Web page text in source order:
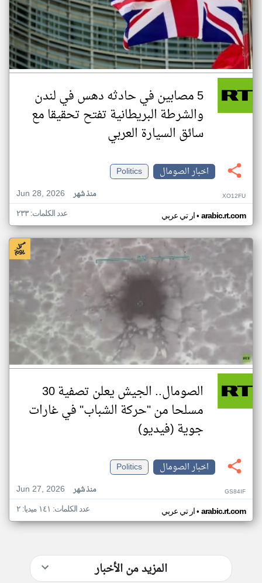
5 مصابين في حادثه دهس في لندن
والشرطة البريطانية تفتح تحقيقا مع
سائق السيارة العربي
اخبار الصومال
Politics
Jun 28, 2026
منذ شهر XO12FU
ار تي عربي• arabic.rt.com عدد الكلمات: ٢٣٣
الصومال.. الجيش يعلن تصفية 30
مسلحا من "حركة الشباب" في غارات
جوية (فيديو)
اخبار الصومال
Politics
Jun 27, 2026
منذ شهر GS84IF
ار تي عربي• arabic.rt.com عدد الكلمات: ١٤١ ميديا: ٢
المزيد من الأخبار